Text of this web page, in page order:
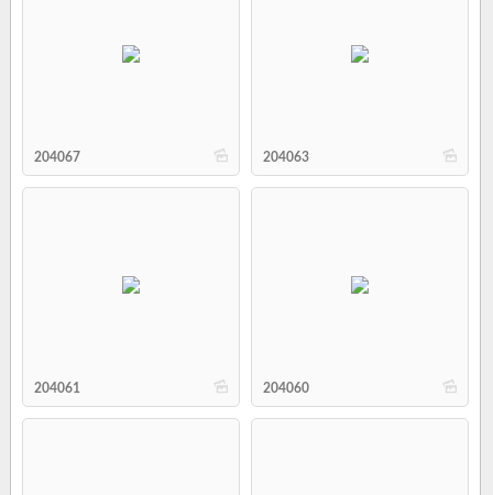
b
204067 b
204063
b
204061 b
204060